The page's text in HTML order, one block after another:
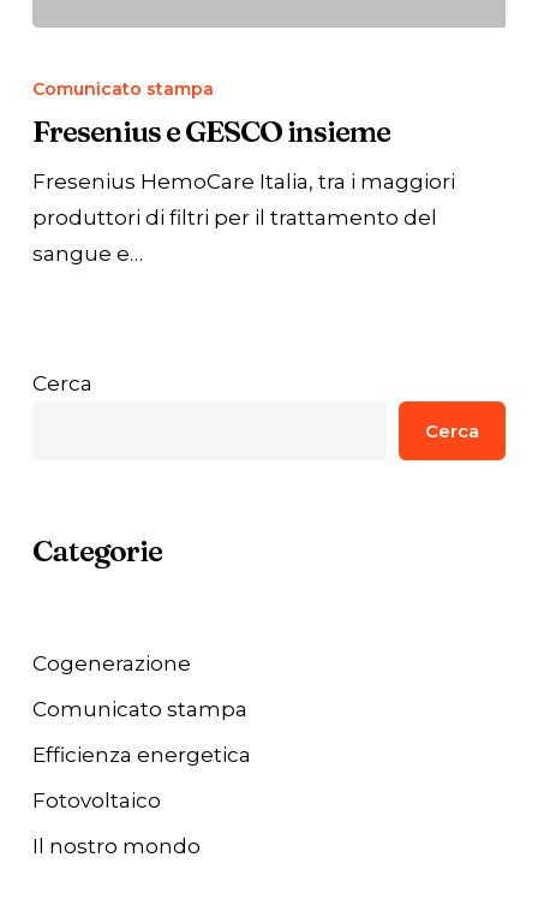
e
GESCO
Comunicato stampa
Fresenius e GESCO insieme
Fresenius HemoCare Italia, tra i maggiori
produttori di filtri per il trattamento del
sangue e…
Cerca
Cerca
Categorie
Cogenerazione
Comunicato stampa
Efficienza energetica
Fotovoltaico
Il nostro mondo